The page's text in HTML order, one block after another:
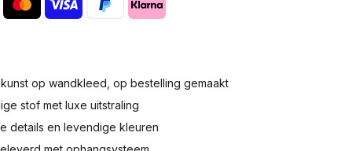
op wandkleed, op bestelling gemaakt
stof met luxe uitstraling
details en levendige kleuren